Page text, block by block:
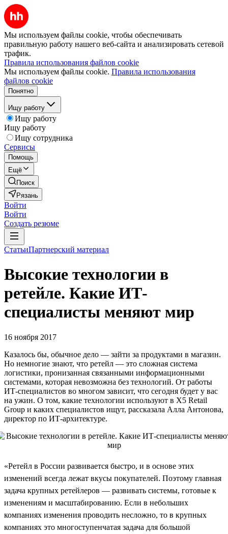
Мы используем файлы cookie, чтобы обеспечивать
правильную работу нашего веб-сайта и анализировать сетевой
трафик.
Правила использования файлов cookie
Мы используем файлы cookie. Правила использования
файлов cookie
Понятно
Ищу работу
Ищу работу
Ищу работу
Ищу сотрудника
Сервисы
Помощь
Ещё
Поиск
Рязань
Войти
Войти
Создать резюме
СтатьиПартнерский материал
Высокие технологии в
ретейле. Какие ИТ-
специалисты меняют мир
16 ноября 2017
Казалось бы, обычное дело — зайти за продуктами в магазин.
Но немногие знают, что ретейл — это сложная система
логистики, пронизанная связанными информационными
системами, которая невозможна без технологий. От работы
ИТ-специалистов во многом зависит, что сегодня будет у вас
на ужин. О том, какие технологии используют в X5 Retail
Group и каких специалистов ищут, рассказала Алла Антонова,
директор по ИТ-архитектуре.
«Ретейл в России развивается быстро, и в основе этих
изменений всегда лежат вкусы покупателей. Поэтому главная
задача крупных ретейлеров — развивать системы, готовые к
изменениям и масштабированию. Если в небольших
компаниях изменения проводить несложно, то в крупных
компаниях это многоступенчатая задача для большой